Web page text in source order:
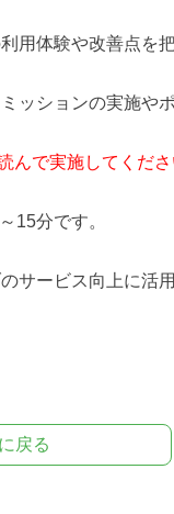
用体験や改善点を
ッションの実施や
んで実施してくださ
15分です。
サービス向上に活
戻る